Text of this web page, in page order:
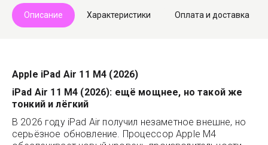
Описание Характеристики Оплата и доставка
Apple iPad Air 11 M4 (2026)
iPad Air 11 M4 (2026): ещё мощнее, но такой же
тонкий и лёгкий
В 2026 году iPad Air получил незаметное внешне, но
серьёзное обновление. Процессор Apple M4